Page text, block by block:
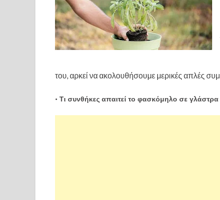
του, αρκεί να ακολουθήσουμε μερικές απλές
• Τι συνθήκες απαιτεί το φασκόμηλο σε γλάστρα